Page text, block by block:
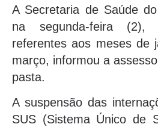
A Secretaria de Saúde
na segunda-feira
referentes aos meses de
março, informou a
pasta.
A suspensão das
SUS (Sistema Único de